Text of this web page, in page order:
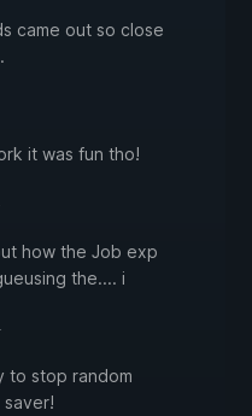
came out so close
it was fun tho!
how the Job exp
the.... i
to stop random
saver!